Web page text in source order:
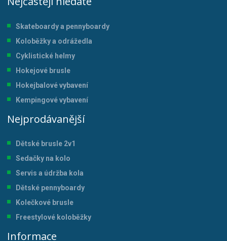
Skateboardy a pennyboardy
Koloběžky a odrážedla
Cyklistické helmy
Hokejové brusle
Hokejbalové vybavení
Kempingové vybavení
Nejprodávanější
Dětské brusle 2v1
Sedačky na kolo
Servis a údržba kola
Dětské pennyboardy
Kolečkové brusle
Freestylové koloběžky
Informace